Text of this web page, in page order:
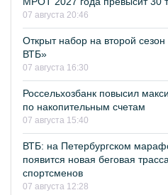
07 августа 20:46
Открыт набор на второй
ВТБ»
07 августа 16:30
Россельхозбанк повысил
по накопительным счетам
07 августа 15:40
ВТБ: на Петербургском
появится новая беговая
спортсменов
07 августа 12:28